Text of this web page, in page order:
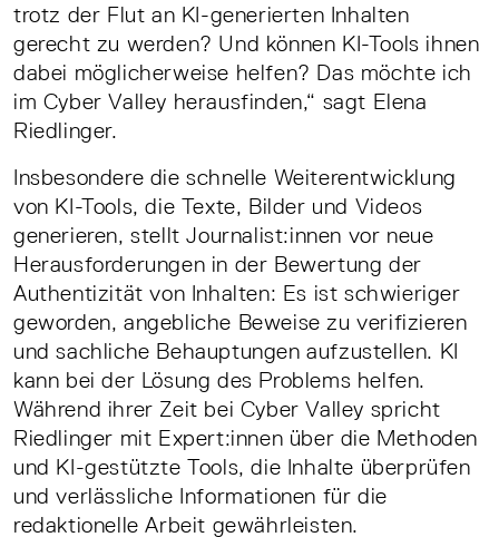
trotz der Flut an KI-generierten Inhalten
gerecht zu werden? Und können KI-Tools ihnen
dabei möglicherweise helfen? Das möchte ich
im Cyber Valley herausfinden,“ sagt Elena
Riedlinger.
Insbesondere die schnelle Weiterentwicklung
von KI-Tools, die Texte, Bilder und Videos
generieren, stellt Journalist:innen vor neue
Herausforderungen in der Bewertung der
Authentizität von Inhalten: Es ist schwieriger
geworden, angebliche Beweise zu verifizieren
und sachliche Behauptungen aufzustellen. KI
kann bei der Lösung des Problems helfen.
Während ihrer Zeit bei Cyber Valley spricht
Riedlinger mit Expert:innen über die Methoden
und KI-gestützte Tools, die Inhalte überprüfen
und verlässliche Informationen für die
redaktionelle Arbeit gewährleisten.